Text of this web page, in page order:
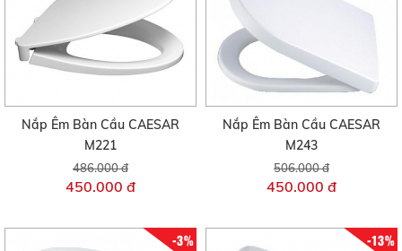
Nắp Êm Bàn Cầu CAESAR
M221
486.000 đ
450.000 đ
Nắp Êm Bàn Cầu CAESAR
M243
506.000 đ
450.000 đ
-3% -13%